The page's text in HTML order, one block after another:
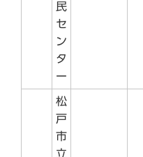
民
セ
ン
タ
ー
松
戸
市
立